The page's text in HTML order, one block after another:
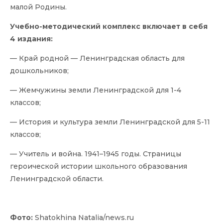
малой Родины.
Учебно-методический комплекс включает в себя
4 издания:
— Край родной — Ленинградская область для
дошкольников;
— Жемчужины земли Ленинградской для 1-4
классов;
— История и культура земли Ленинградской для 5-11
классов;
— Учитель и война. 1941–1945 годы. Страницы
героической истории школьного образования
Ленинградской области.
Фото: Shatokhina Natalia/news.ru